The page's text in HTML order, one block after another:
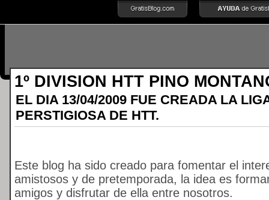
1º DIVISION HTT PINO
EL DIA 13/04/2009 FUE CREADA LA
PERSTIGIOSA DE HTT.
Este blog ha sido creado para fomentar el
amistosos y de pretemporada, la idea es
amigos y disfrutar de ella entre nosotros.